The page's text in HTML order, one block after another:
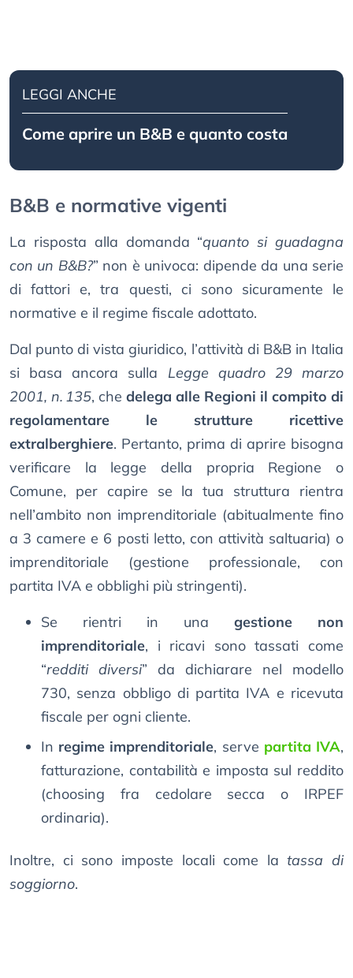
LEGGI ANCHE
Come aprire un B&B e quanto costa
B&B e normative vigenti
La risposta alla domanda “quanto si guadagna
con un B&B?” non è univoca: dipende da una serie
di fattori e, tra questi, ci sono sicuramente le
normative e il regime fiscale adottato.
Dal punto di vista giuridico, l’attività di B&B in Italia
si basa ancora sulla Legge quadro 29 marzo
2001, n. 135, che delega alle Regioni il compito di
regolamentare le strutture ricettive
extralberghiere. Pertanto, prima di aprire bisogna
verificare la legge della propria Regione o
Comune, per capire se la tua struttura rientra
nell’ambito non imprenditoriale (abitualmente fino
a 3 camere e 6 posti letto, con attività saltuaria) o
imprenditoriale (gestione professionale, con
partita IVA e obblighi più stringenti).
Se rientri in una gestione non
imprenditoriale, i ricavi sono tassati come
“redditi diversi” da dichiarare nel modello
730, senza obbligo di partita IVA e ricevuta
fiscale per ogni cliente.
In regime imprenditoriale, serve partita IVA,
fatturazione, contabilità e imposta sul reddito
(choosing fra cedolare secca o IRPEF
ordinaria).
Inoltre, ci sono imposte locali come latassa di
soggiorno.